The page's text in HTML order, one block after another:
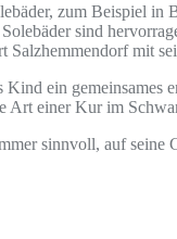
zum Beispiel
sind
mit
ein gemeinsames
Art einer Kur im
sinnvoll, auf